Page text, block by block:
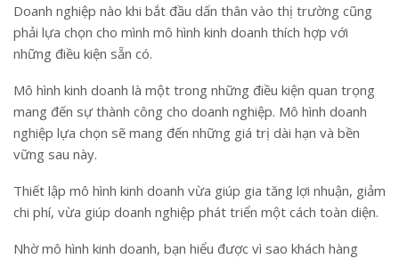
Doanh nghiệp nào khi bắt đầu dấn thân vào thị trường cũng
phải lựa chọn cho mình mô hình kinh doanh thích hợp với
những điều kiện sẵn có.
Mô hình kinh doanh là một trong những điều kiện quan trọng
mang đến sự thành công cho doanh nghiệp. Mô hình doanh
nghiệp lựa chọn sẽ mang đến những giá trị dài hạn và bền
vững sau này.
Thiết lập mô hình kinh doanh vừa giúp gia tăng lợi nhuận, giảm
chi phí, vừa giúp doanh nghiệp phát triển một cách toàn diện.
Nhờ mô hình kinh doanh, bạn hiểu được vì sao khách hàng